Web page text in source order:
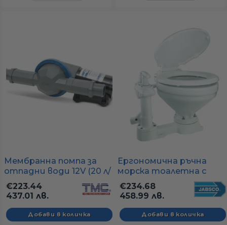
Мембранна помпа за
отпадни води 12V (20 л/
мин за тоалетна)
€223.44
437.01 лв.
Ергономична ръчна
морска тоалетна с
пластмасов капак
(34.5×43×43 см)
€234.68
458.99 лв.